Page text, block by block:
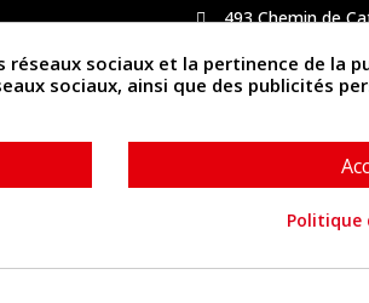
493 Chemin de
05 63 34 51 88
sociaux et la pertinence de la
sociaux, ainsi que des publicités
Politique